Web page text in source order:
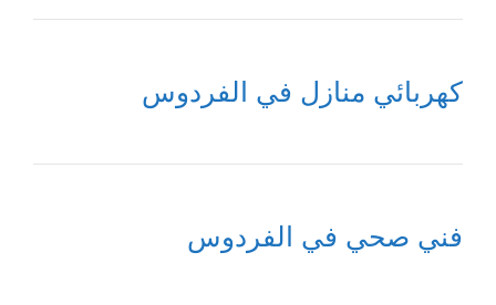
كهربائي منازل في الفردوس
فني صحي في الفردوس